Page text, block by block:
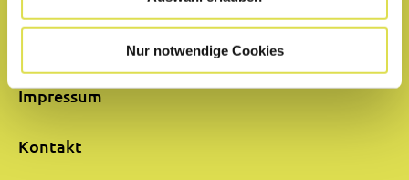
Nur notwendige Cookies
Impressum
Kontakt